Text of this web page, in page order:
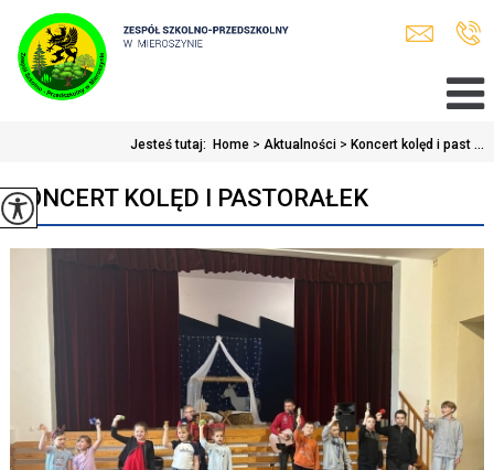
Jesteś tutaj: Home > Aktualności > Koncert kolęd i past ...
KONCERT KOLĘD I PASTORAŁEK